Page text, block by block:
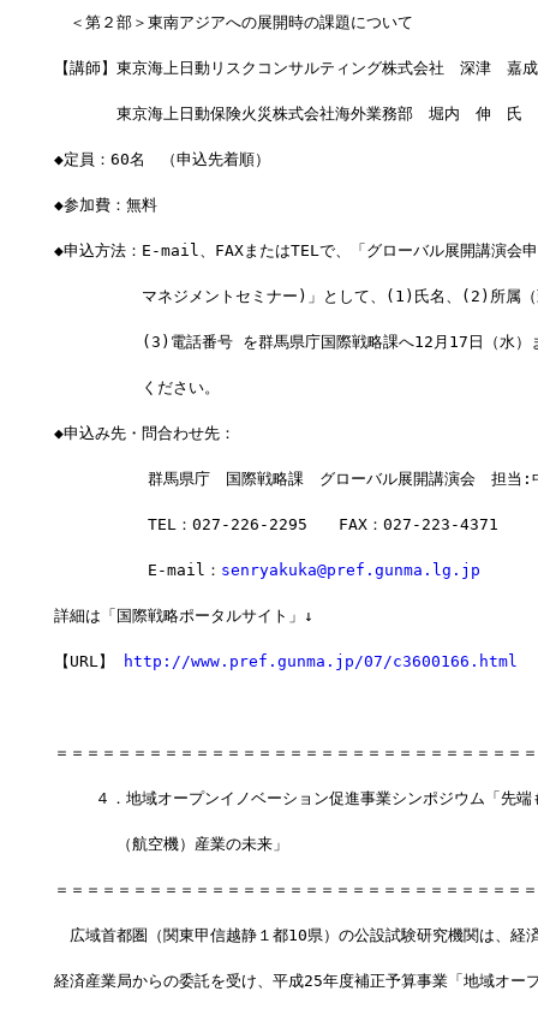
＜第２部＞東南アジアへの展開時の課題について
【講師】東京海上日動リスクコンサルティング株式会社　深津　嘉
東京海上日動保険火災株式会社海外業務部　堀内　伸　氏
◆定員：60名　（申込先着順）
◆参加費：無料
◆申込方法：E-mail、FAXまたはTELで、「グローバル展開講演会
マネジメントセミナー)」として、(1)氏名、(2)所属（
(3)電話番号 を群馬県庁国際戦略課へ12月17日（水）ま
ください。
◆申込み先・問合わせ先：
群馬県庁　国際戦略課　グローバル展開講演会　担当:
TEL：027-226-2295　　FAX：027-223-4371
E-mail： senryakuka@pref.gunma.lg.jp
詳細は「国際戦略ポータルサイト」↓
【URL】 http://www.pref.gunma.jp/07/c3600166.html
＝＝＝＝＝＝＝＝＝＝＝＝＝＝＝＝＝＝＝＝＝＝＝＝＝＝＝＝＝＝
４．地域オープンイノベーション促進事業シンポジウム「先端
（航空機）産業の未来」
＝＝＝＝＝＝＝＝＝＝＝＝＝＝＝＝＝＝＝＝＝＝＝＝＝＝＝＝＝＝
広域首都圏（関東甲信越静１都10県）の公設試験研究機関は、経
経済産業局からの委託を受け、平成25年度補正予算事業「地域オー